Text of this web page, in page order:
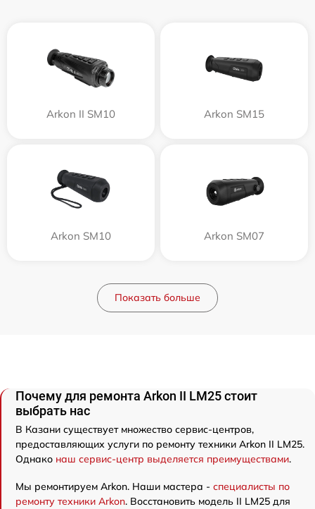
Arkon II SM10 Arkon SM15
Arkon SM10 Arkon SM07
Показать больше
Почему для ремонта Arkon II LM25 стоит
выбрать нас
В Казани существует множество сервис-центров,
предоставляющих услуги по ремонту техники Arkon II LM25.
Однако наш сервис-центр выделяется преимуществами.
Мы ремонтируем Arkon. Наши мастера - специалисты по
ремонту техники Arkon. Восстановить модель II LM25 для